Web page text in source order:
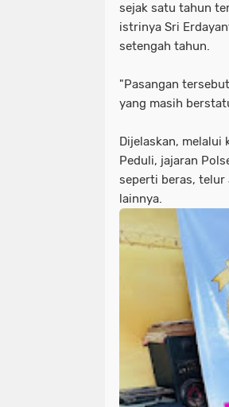
sejak satu tahun
istrinya Sri
setengah tahun.
"Pasangan
yang masih
Dijelaskan, melalui
Peduli, jajaran
seperti beras, telur
lainnya.